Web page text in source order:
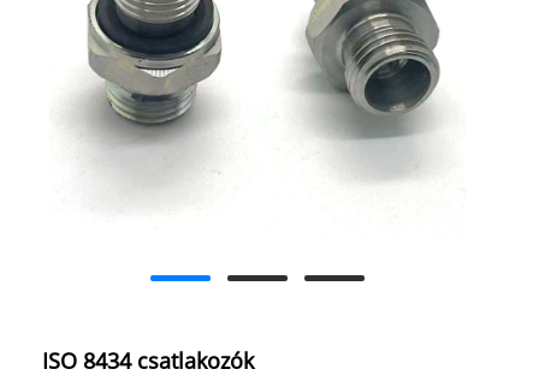
ISO 8434 csatlakozók